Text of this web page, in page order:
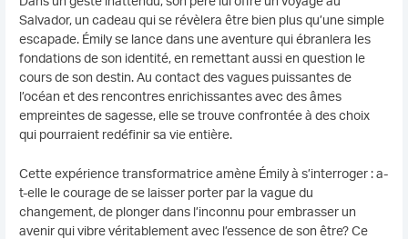
Salvador, un cadeau qui se révèlera être bien plus qu’une simple
escapade. Émily se lance dans une aventure qui ébranlera les
fondations de son identité, en remettant aussi en question le
cours de son destin. Au contact des vagues puissantes de
l’océan et des rencontres enrichissantes avec des âmes
empreintes de sagesse, elle se trouve confrontée à des choix
qui pourraient redéfinir sa vie entière.
Cette expérience transformatrice amène Émily à s’interroger : a-
t-elle le courage de se laisser porter par la vague du
changement, de plonger dans l’inconnu pour embrasser un
avenir qui vibre véritablement avec l’essence de son être? Ce